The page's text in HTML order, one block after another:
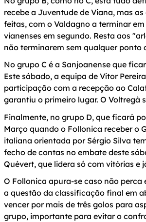
recebe a Juventude de Viana, mas
feitas, com o Valdagno a terminar
vianenses em segundo. Resta aos
não terminarem sem qualquer ponto
No grupo C é a Sanjoanense que
Este sábado, a equipa de Vítor
participação com a recepção ao
garantiu o primeiro lugar. O Voltregà
Finalmente, no grupo D, que ficará
Março quando o Follonica receber o
italiana orientada por Sérgio Silva
fecho de contas no embate deste
Quévert, que lidera só com vitórias e
O Follonica apura-se caso não perca
a questão da classificação final em
vencer por mais de três golos para
grupo, importante para evitar o